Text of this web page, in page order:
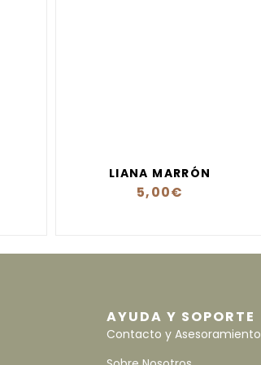
LIANA MARRÓN
5,00€
AYUDA Y SOPORTE
Contacto y Asesoramiento